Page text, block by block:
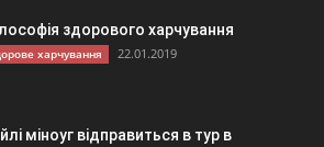
здорового харчування
харчування 22.01.2019
міноуг відправиться в тур в